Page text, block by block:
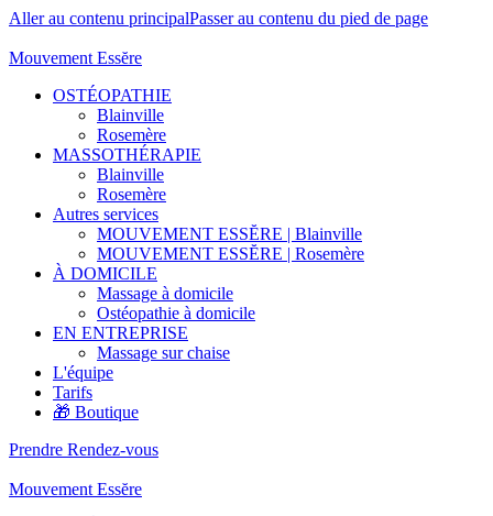
Aller au contenu principalPasser au contenu du pied de page
Mouvement Essĕre
OSTÉOPATHIE
Blainville
Rosemère
MASSOTHÉRAPIE
Blainville
Rosemère
Autres services
MOUVEMENT ESSĔRE | Blainville
MOUVEMENT ESSĔRE | Rosemère
À DOMICILE
Massage à domicile
Ostéopathie à domicile
EN ENTREPRISE
Massage sur chaise
L'équipe
Tarifs
🎁 Boutique
Prendre Rendez-vous
Mouvement Essĕre